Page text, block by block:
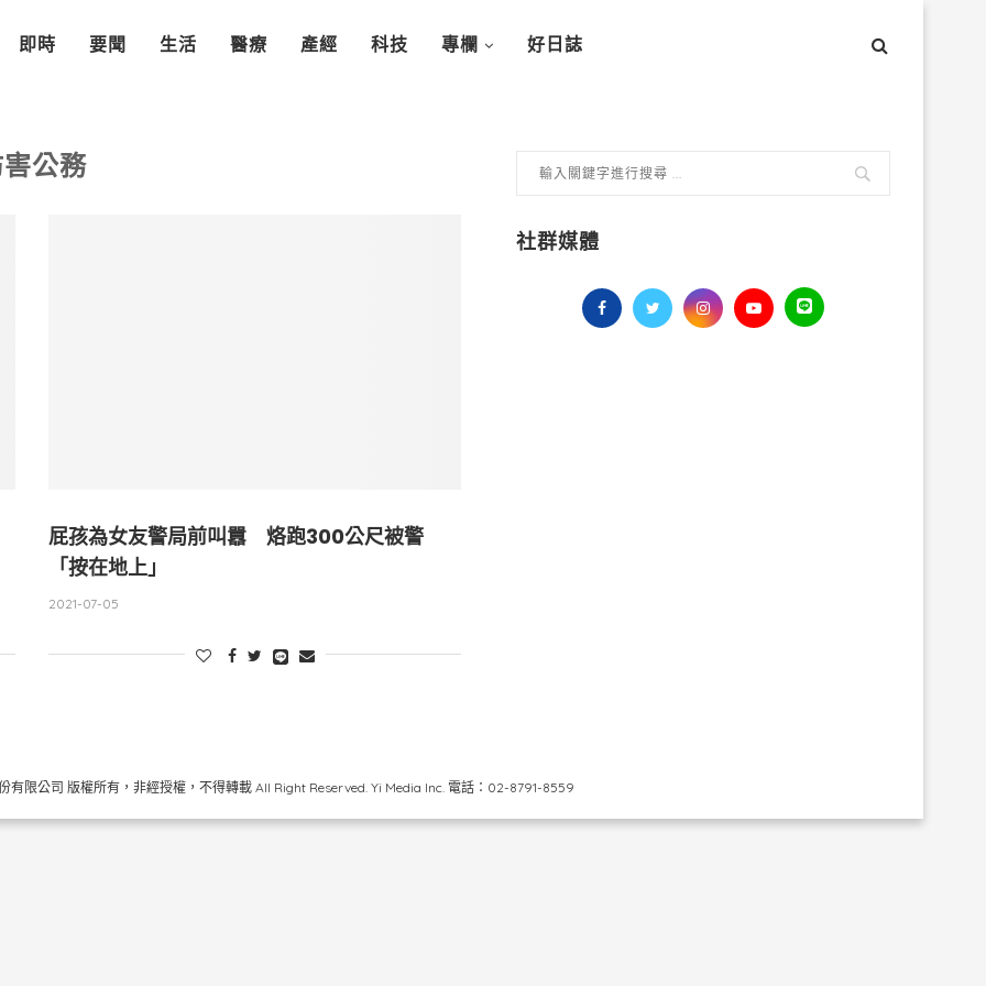
即時 要聞 生活 醫療 產經 科技 專欄 好日誌
公務
屁孩為女友警局前叫囂 烙跑300公尺被警
「按在地上」
2021-07-05
社群媒體
有限公司 版權所有，非經授權，不得轉載 All Right Reserved. Yi Media Inc. 電話：02-8791-8559